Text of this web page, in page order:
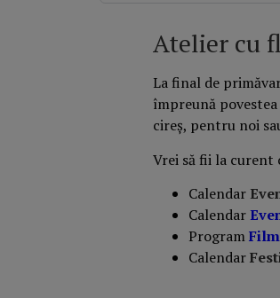
Atelier cu
La final de
împreună
cireș, pentru noi
Vrei să fii la curent
Calendar
Calendar
Program
Calendar